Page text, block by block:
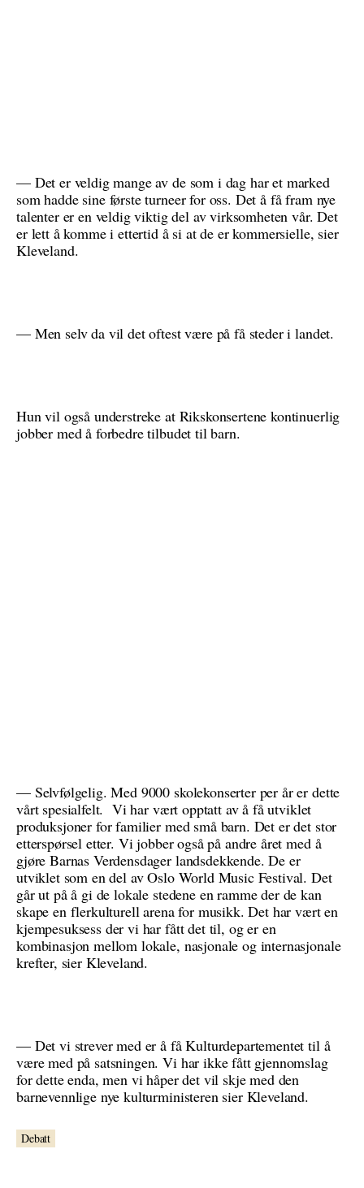
— Det er veldig mange av de som i dag har et marked
som hadde sine første turneer for oss. Det å få fram nye
talenter er en veldig viktig del av virksomheten vår. Det
er lett å komme i ettertid å si at de er kommersielle, sier
Kleveland.
— Men selv da vil det oftest være på få steder i landet.
Hun vil også understreke at Rikskonsertene kontinuerlig
jobber med å forbedre tilbudet til barn.
— Selvfølgelig. Med 9000 skolekonserter per år er dette
vårt spesialfelt. Vi har vært opptatt av å få utviklet
produksjoner for familier med små barn. Det er det stor
etterspørsel etter. Vi jobber også på andre året med å
gjøre Barnas Verdensdager landsdekkende. De er
utviklet som en del av Oslo World Music Festival. Det
går ut på å gi de lokale stedene en ramme der de kan
skape en flerkulturell arena for musikk. Det har vært en
kjempesuksess der vi har fått det til, og er en
kombinasjon mellom lokale, nasjonale og internasjonale
krefter, sier Kleveland.
— Det vi strever med er å få Kulturdepartementet til å
være med på satsningen. Vi har ikke fått gjennomslag
for dette enda, men vi håper det vil skje med den
barnevennlige nye kulturministeren sier Kleveland.
Debatt